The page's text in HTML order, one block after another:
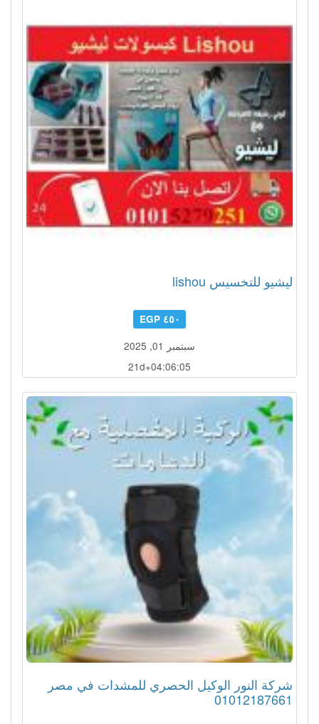
ليشيو للتخسيس lishou
٤٥٠ EGP
سبتمبر 01, 2025
21d+04:06:02
شركة النور الوكيل الحصري للمشدات في مصر
01012187661